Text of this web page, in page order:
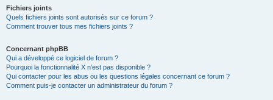
Fichiers joints
Quels fichiers joints sont autorisés sur ce forum ?
Comment trouver tous mes fichiers joints ?
Concernant phpBB
Qui a développé ce logiciel de forum ?
Pourquoi la fonctionnalité X n’est pas disponible ?
Qui contacter pour les abus ou les questions légales concernant ce forum ?
Comment puis-je contacter un administrateur du forum ?